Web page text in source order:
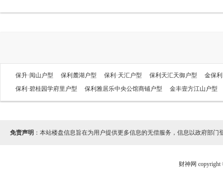
保升·阅山户型 保利麓湖户型 保利·天汇户型 保利天汇天御户型
金保
保利·碧桂园学府里户型
保利雅居乐中央公馆商铺户型 金丰壹方江山户型
免责声明 ：本站楼盘信息旨在为用户提供更多信息的无偿服务，信息以政府部门
财神网